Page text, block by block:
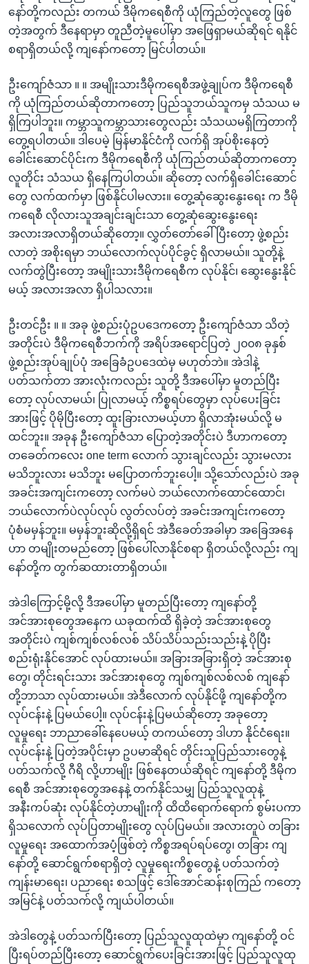
နော်တို့ကလည်း တကယ် ဒီမိုကရေစီကို ယုံကြည်တဲ့လူတွေ ဖြစ်
တဲ့အတွက် ဒီနေရာမှာ တူညီတဲ့မူပေါ်မှာ အဖြေရှာမယ်ဆိုရင် ရနိုင်
စရာရှိတယ်လို့ ကျနော်ကတော့ မြင်ပါတယ်။
ဦးကျော်ဇံသာ ။ ။ အမျိုးသားဒီမိုကရေစီအဖွဲ့ချုပ်က ဒီမိုကရေစီ
ကို ယုံကြည်တယ်ဆိုတာကတော့ ပြည်သူဘယ်သူကမှ သံသယ မ
ရှိကြပါဘူး။ ကမ္ဘာသူကမ္ဘာသားတွေလည်း သံသယမရှိကြတာကို
တွေ့ရပါတယ်။ ဒါပေမဲ့ မြန်မာနိုင်ငံကို လက်ရှိ အုပ်စိုးနေတဲ့
ခေါင်းဆောင်ပိုင်းက ဒီမိုကရေစီကို ယုံကြည်တယ်ဆိုတာကတော့
လူတိုင်း သံသယ ရှိနေကြပါတယ်။ ဆိုတော့ လက်ရှိခေါင်းဆောင်
တွေ လက်ထက်မှာ ဖြစ်နိုင်ပါမလား။ တွေ့ဆုံဆွေးနွေးရေး က ဒီမို
ကရေစီ လိုလားသူအချင်းချင်းသာ တွေ့ဆုံဆွေးနွေးရေး
အလားအလာရှိတယ်ဆိုတော့။ လွှတ်တော်ခေါ်ပြီးတော့ ဖွဲ့စည်း
လာတဲ့ အစိုးရမှာ ဘယ်လောက်လုပ်ပိုင်ခွင့် ရှိလာမယ်။ သူတို့နဲ့
လက်တွဲပြီးတော့ အမျိုးသားဒီမိုကရေစီက လုပ်နိုင်၊ ဆွေးနွေးနိုင်
မယ့် အလားအလာ ရှိပါသလား။
ဦးတင်ဦး ။ ။ အခု ဖွဲ့စည်းပုံဥပဒေကတော့ ဦးကျော်ဇံသာ သိတဲ့
အတိုင်းပဲ ဒီမိုကရေစီဘက်ကို အရိပ်အရောင်ပြတဲ့ ၂၀၀၈ ခုနှစ်
ဖွဲ့စည်းအုပ်ချုပ်ပုံ အခြေခံဥပဒေထဲမှ မဟုတ်ဘဲ။ အဲဒါနဲ့
ပတ်သက်တာ အားလုံးကလည်း သူတို့ ဒီအပေါ်မှာ မူတည်ပြီး
တော့ လုပ်လာမယ်၊ ပြုလာမယ့် ကိစ္စရပ်တွေမှာ လုပ်ပေးခြင်း
အားဖြင့် ပိုမိုပြီးတော့ ထူးခြားလာမယ့်ဟာ ရှိလာအုံးမယ်လို့ မ
ထင်ဘူး။ အခုန ဦးကျော်ဇံသာ ပြောတဲ့အတိုင်းပဲ ဒီဟာကတော့
တခေတ်ကလေး one term လောက် သွားချင်လည်း သွားမလား
မသိဘူးလား မသိဘူး မပြောတက်ဘူးပေါ့။ သို့သော်လည်းပဲ အခု
အခင်းအကျင်းကတော့ လက်မပဲ ဘယ်လောက်ထောင်ထောင်၊
ဘယ်လောက်ပဲလုပ်လုပ် လွတ်လပ်တဲ့ အခင်းအကျင်းကတော့
ပုံစံမမှန်ဘူး။ မမှန်ဘူးဆိုလို့ရှိရင် အဲဒီခေတ်အခါမှာ အခြေအနေ
ဟာ တမျိုးတမည်တော့ ဖြစ်ပေါ်လာနိုင်စရာ ရှိတယ်လို့လည်း ကျ
နော်တို့က တွက်ဆထားတာရှိတယ်။
အဲဒါကြောင့်မို့လို့ ဒီအပေါ်မှာ မူတည်ပြီးတော့ ကျနော်တို့
အင်အားစုတွေအနေက ယခုထက်ထိ ရှိခဲ့တဲ့ အင်အားစုတွေ
အတိုင်းပဲ ကျစ်ကျစ်လစ်လစ် သိပ်သိပ်သည်းသည်းနဲ့ ပိုပြီး
စည်းရုံးနိုင်အောင် လုပ်ထားမယ်။ အခြားအခြားရှိတဲ့ အင်အားစု
တွေ၊ တိုင်းရင်းသား အင်အားစုတွေ ကျစ်ကျစ်လစ်လစ် ကျနော်
တို့ဘာသာ လုပ်ထားမယ်။ အဲဒီလောက် လုပ်နိုင်ဖို့ ကျနော်တို့က
လုပ်ငန်းနဲ့ ပြမယ်ပေါ့။ လုပ်ငန်းနဲ့ပြမယ်ဆိုတော့ အခုတော့
လူမှုရေး ဘာညာခေါ်နေပေမယ့် တကယ်တော့ ဒါဟာ နိုင်ငံရေး။
လုပ်ငန်းနဲ့ ပြတဲ့အပိုင်းမှာ ဥပမာဆိုရင် တိုင်းသူပြည်သားတွေနဲ့
ပတ်သက်လို့ ဂီရိ လို့ဟာမျိုး ဖြစ်နေတယ်ဆိုရင် ကျနော်တို့ ဒီမိုက
ရေစီ အင်အားစုတွေအနေနဲ့ တက်နိုင်သမျှ ပြည်သူလူထုနဲ့
အနီးကပ်ဆုံး လုပ်နိုင်တဲ့ဟာမျိုးကို ထိထိရောက်ရောက် စွမ်းပကာ
ရှိသလောက် လုပ်ပြတာမျိုးတွေ လုပ်ပြမယ်။ အလားတူပဲ တခြား
လူမှုရေး အထောက်အပံ့ဖြစ်တဲ့ ကိစ္စအရပ်ရပ်တွေ၊ တခြား ကျ
နော်တို့ ဆောင်ရွက်စရာရှိတဲ့ လူမှုရေးကိစ္စတွေနဲ့ ပတ်သက်တဲ့
ကျန်းမာရေး၊ ပညာရေး စသဖြင့် ဒေါ်အောင်ဆန်းစုကြည် ကတော့
အမြင်နဲ့ ပတ်သက်လို့ ကျယ်ပါတယ်။
အဲဒါတွေနဲ့ ပတ်သက်ပြီးတော့ ပြည်သူလူထုထဲမှာ ကျနော်တို့ ဝင်
ပြီးရပ်တည်ပြီးတော့ ဆောင်ရွက်ပေးခြင်းအားဖြင့် ပြည်သူလူထု